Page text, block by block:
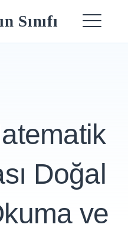
Sınıfı
Doğal
ve